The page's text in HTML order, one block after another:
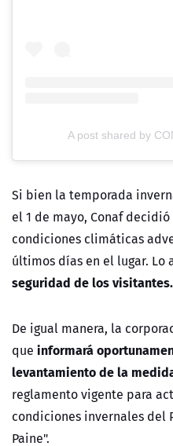
A post shared by
Si bien la temporada
el 1 de mayo, Conaf
condiciones climáticas
últimos días en el lugar. Lo
seguridad de los visitantes.
De igual manera, la
que informará
levantamiento de la
reglamento vigente para
condiciones invernales del
Paine".